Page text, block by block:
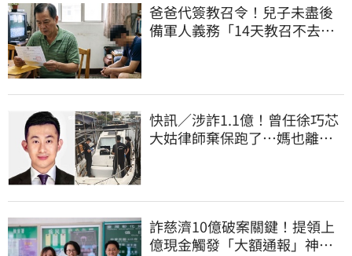
爸爸代簽教召令！兒子未盡後
備軍人義務「14天教召不去」
快訊／涉詐1.1億！曾任徐巧芯
大姑律師棄保跑了…媽也離
詐慈濟10億破案關鍵！提領上
億現金觸發「大額通報」神鬼